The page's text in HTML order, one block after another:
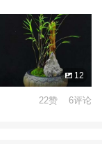
12
22赞 6评论